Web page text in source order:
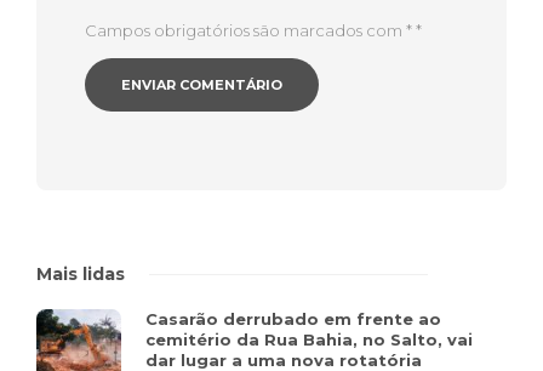
Campos obrigatórios são marcados com **
Mais lidas
Casarão derrubado em frente ao
cemitério da Rua Bahia, no Salto, vai
dar lugar a uma nova rotatória